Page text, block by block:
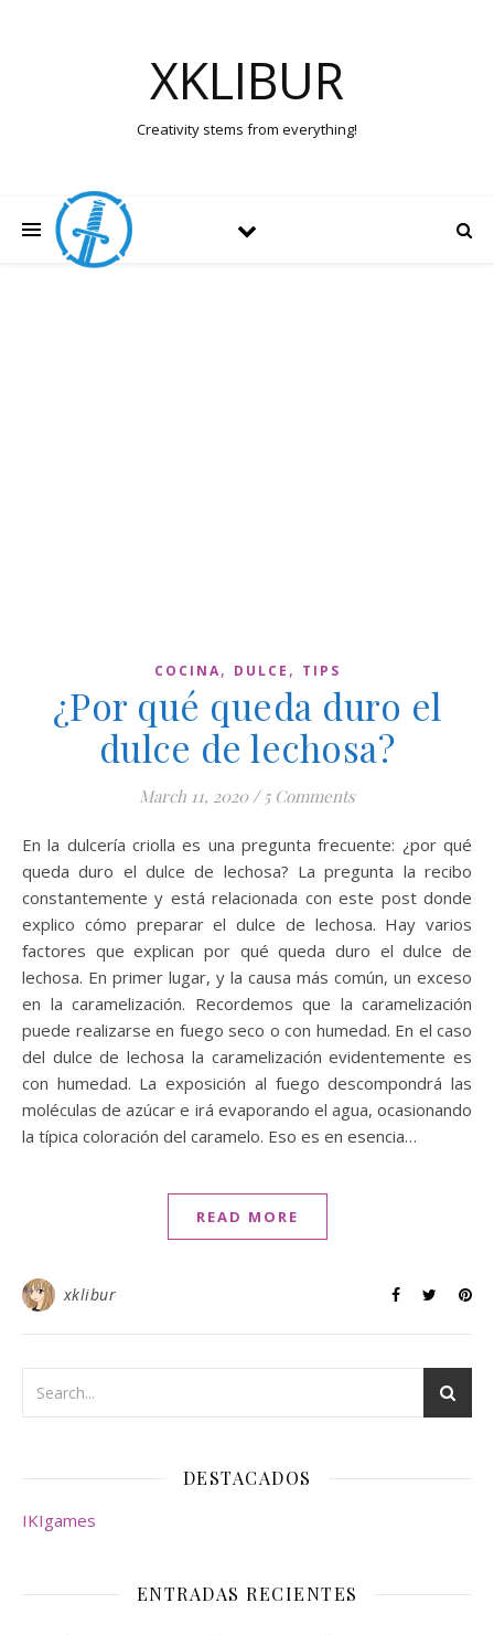
XKLIBUR
Creativity stems from everything!
COCINA, DULCE , TIPS
¿Por qué queda duro el
dulce de lechosa?
March 11, 2020 / 5 Comments
En la dulcería criolla es una pregunta frecuente: ¿por qué
queda duro el dulce de lechosa? La pregunta la recibo
constantemente y está relacionada con este post donde
explico cómo preparar el dulce de lechosa. Hay varios
factores que explican por qué queda duro el dulce de
lechosa. En primer lugar, y la causa más común, un exceso
en la caramelización. Recordemos que la caramelización
puede realizarse en fuego seco o con humedad. En el caso
del dulce de lechosa la caramelización evidentemente es
con humedad. La exposición al fuego descompondrá las
moléculas de azúcar e irá evaporando el agua, ocasionando
la típica coloración del caramelo. Eso es en esencia…
READ MORE
xklibur
DESTACADOS
IKIgames
ENTRADAS RECIENTES